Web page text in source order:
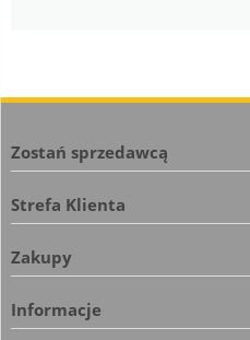
Zostań sprzedawcą
Strefa Klienta
Zakupy
Informacje